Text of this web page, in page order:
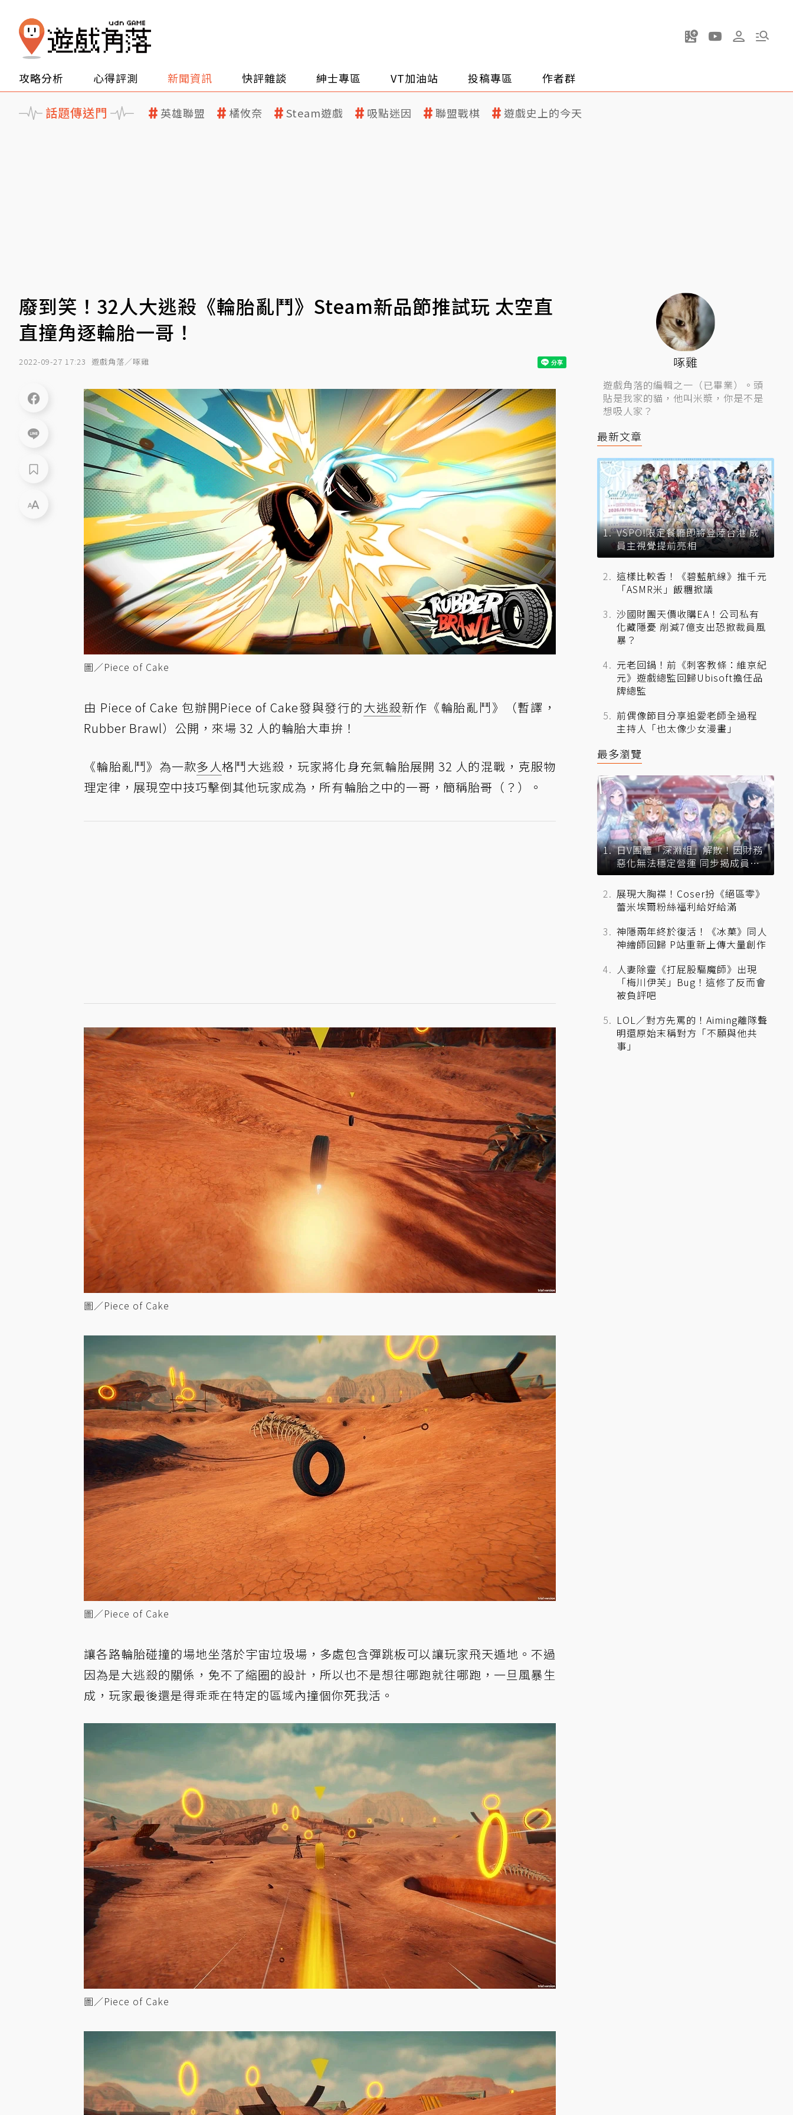
攻略分析 心得評測 新聞資訊 快評雜談 紳士專區 VT加油站 投稿專區 作者群
話題傳送門 英雄聯盟 橘攸奈 Steam遊戲 吸點迷因 聯盟戰棋 遊戲史上的今天
廢到笑！32人大逃殺《輪胎亂鬥》Steam新品節推試玩 太空直
直撞角逐輪胎一哥！
2022-09-27 17:23 遊戲角落／啄雞
圖／Piece of Cake
由 Piece of Cake 包辦開Piece of Cake發與發行的大逃殺新作《輪胎亂鬥》（暫譯，
Rubber Brawl）公開，來場 32 人的輪胎大車拚！
《輪胎亂鬥》為一款多人格鬥大逃殺，玩家將化身充氣輪胎展開 32 人的混戰，克服物
理定律，展現空中技巧擊倒其他玩家成為，所有輪胎之中的一哥，簡稱胎哥（？）。
圖／Piece of Cake
圖／Piece of Cake
讓各路輪胎碰撞的場地坐落於宇宙垃圾場，多處包含彈跳板可以讓玩家飛天遁地。不過
因為是大逃殺的關係，免不了縮圈的設計，所以也不是想往哪跑就往哪跑，一旦風暴生
成，玩家最後還是得乖乖在特定的區域內撞個你死我活。
圖／Piece of Cake
啄雞
遊戲角落的編輯之一（已畢業）。頭
貼是我家的貓，他叫米漿，你是不是
想吸人家？
最新文章
VSPO!限定餐廳即將登陸台港 成
員主視覺提前亮相
這樣比較香！《碧藍航線》推千元
「ASMR米」飯糰掀議
沙國財團天價收購EA！公司私有
化藏隱憂 削減7億支出恐掀裁員風
暴？
元老回鍋！前《刺客教條：維京紀
元》遊戲總監回歸Ubisoft擔任品
牌總監
前偶像節目分享追愛老師全過程
主持人「也太像少女漫畫」
最多瀏覽
日V團體「深淵組」解散！因財務
惡化無法穩定營運 同步揭成員未
來去向
展現大胸襟！Coser扮《絕區零》
蕾米埃爾粉絲福利給好給滿
神隱兩年終於復活！《冰菓》同人
神繪師回歸 P站重新上傳大量創作
人妻除靈《打屁股驅魔師》出現
「梅川伊芙」Bug！這修了反而會
被負評吧
LOL／對方先罵的！Aiming離隊聲
明還原始末稱對方「不願與他共
事」